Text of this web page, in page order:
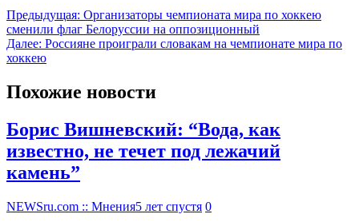
Предыдущая: Организаторы чемпионата мира по хоккею
сменили флаг Белоруссии на оппозиционный
Далее: Россияне проиграли словакам на чемпионате мира по
хоккею
Похожие новости
Борис Вишневский: “Вода, как
известно, не течет под лежачий
камень”
NEWSru.com :: Мнения5 лет спустя 0